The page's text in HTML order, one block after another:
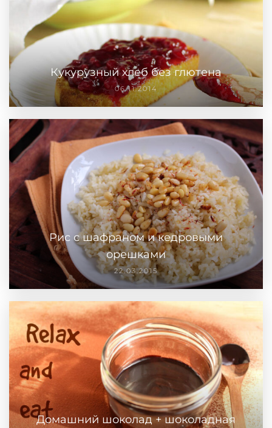
Кукурузный хлеб без глютена
06.11.2014
Рис с шафраном и кедровыми
орешками
22.03.2015
Домашний шоколад + шоколадная